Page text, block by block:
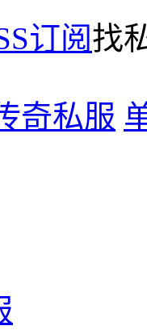
订阅找
奇私服